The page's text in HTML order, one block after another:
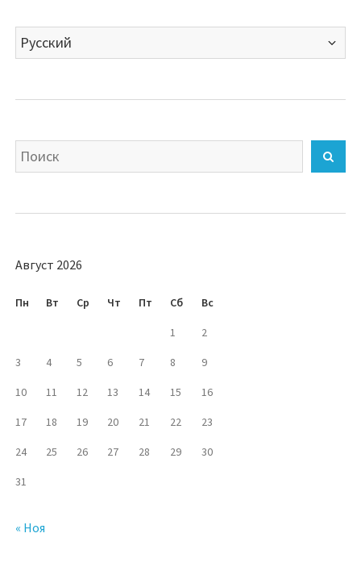
Выбрать
язык
Искать
Август 2026
Пн Вт Ср Чт Пт Сб Вс
1 2
3 4 5 6 7 8 9
10 11 12 13 14 15 16
17 18 19 20 21 22 23
24 25 26 27 28 29 30
31
« Ноя